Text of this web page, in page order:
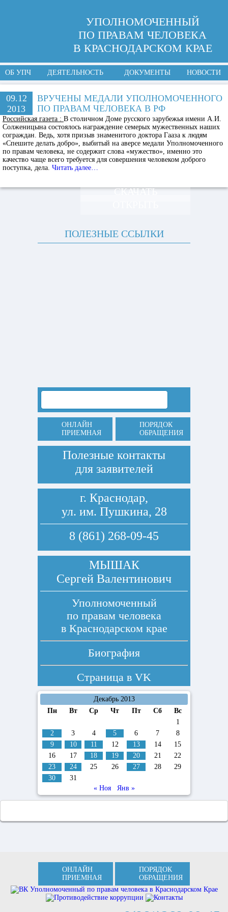
УПОЛНОМОЧЕННЫЙ
ПО ПРАВАМ ЧЕЛОВЕКА
В КРАСНОДАРСКОМ КРАЕ
ОБ УПЧ ДЕЯТЕЛЬНОСТЬ ДОКУМЕНТЫ НОВОСТИ
09.12
2013
ВРУЧЕНЫ МЕДАЛИ УПОЛНОМОЧЕННОГО
ПО ПРАВАМ ЧЕЛОВЕКА В РФ
Российская газета : В столичном Доме русского зарубежья имени А.И.
Солженицына состоялось награждение семерых мужественных наших
сограждан. Ведь, хотя призыв знаменитого доктора Гааза к людям
«Спешите делать добро», выбитый на аверсе медали Уполномоченного
по правам человека, не содержит слова «мужество», именно это
качество чаще всего требуется для совершения человеком доброго
поступка, дела. Читать далее…
СКАЧАТЬ
ПОЛЕЗНЫЕ ССЫЛКИ
ОНЛАЙН
ПРИЕМНАЯ
ПОРЯДОК
ОБРАЩЕНИЯ
Полезные контакты
для заявителей
г. Краснодар,
ул. им. Пушкина, 28
8 (861) 268-09-45
МЫШАК
Сергей Валентинович
Уполномоченный
по правам человека
в Краснодарском крае
Биография
Страница в VK
Декабрь 2013
Пн
Вт Ср Чт Пт Сб
Вс
1
2
3 4 5 6 7
8
9
10 11 12 13 14
15
16
17 18 19 20 21
22
23
24 25 26 27 28
29
30
31
« Ноя
Янв »
ОНЛАЙН
ПРИЕМНАЯ
ПОРЯДОК
ОБРАЩЕНИЯ